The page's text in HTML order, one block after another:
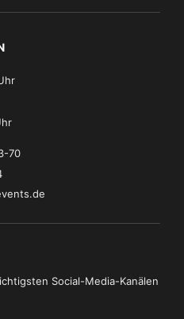
70
Social-Media-Kanälen